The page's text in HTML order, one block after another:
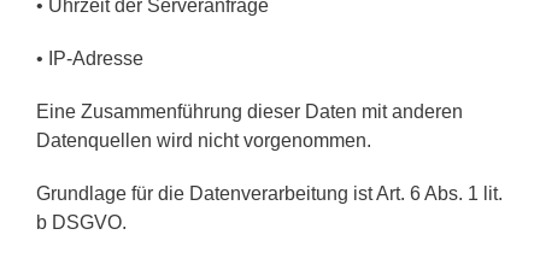
• Uhrzeit der Serveranfrage
• IP-Adresse
Eine Zusammenführung dieser Daten mit anderen
Datenquellen wird nicht vorgenommen.
Grundlage für die Datenverarbeitung ist Art. 6 Abs. 1 lit.
b DSGVO.